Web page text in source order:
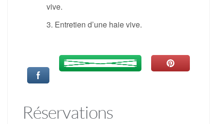
vive.
Entretien d’une haie vive.
Réservations